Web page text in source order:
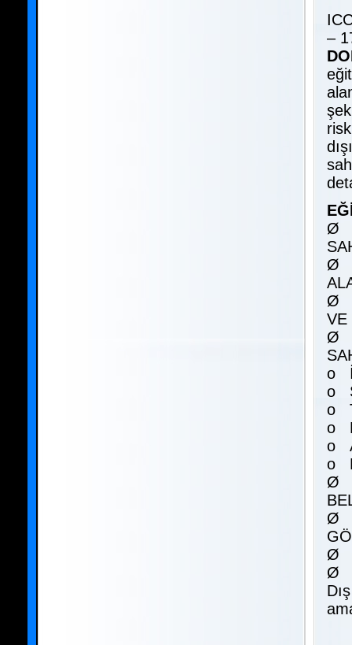
–
Ø
Ø
Ø
VE
Ø
o
o
o
o
o
o
Ø
Ø
Ø
Ø